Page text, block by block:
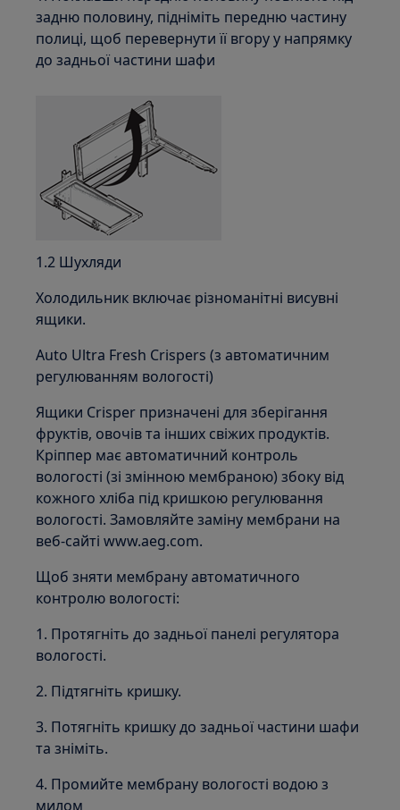
задню половину, підніміть передню частину
полиці, щоб перевернути її вгору у напрямку
до задньої частини шафи
1.2 Шухляди
Холодильник включає різноманітні висувні
ящики.
Auto Ultra Fresh Crispers (з автоматичним
регулюванням вологості)
Ящики Crisper призначені для зберігання
фруктів, овочів та інших свіжих продуктів.
Кріппер має автоматичний контроль
вологості (зі змінною мембраною) збоку від
кожного хліба під кришкою регулювання
вологості. Замовляйте заміну мембрани на
веб-сайті www.aeg.com.
Щоб зняти мембрану автоматичного
контролю вологості:
1. Протягніть до задньої панелі регулятора
вологості.
2. Підтягніть кришку.
3. Потягніть кришку до задньої частини шафи
та зніміть.
4. Промийте мембрану вологості водою з
милом